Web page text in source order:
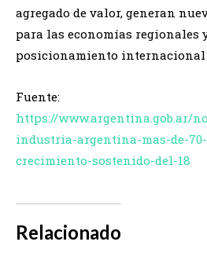
agregado de valor, generan
para las economías regionales
posicionamiento internacional
Fuente:
https://www.argentina.gob.ar/
industria-argentina-mas-de-
crecimiento-sostenido-del-18
Relacionado